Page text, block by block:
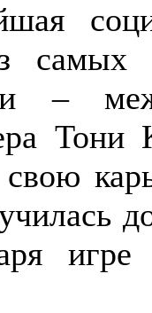
самых
–
Тони